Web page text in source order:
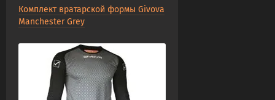
Комплект вратарской формы Givova
Manchester Grey